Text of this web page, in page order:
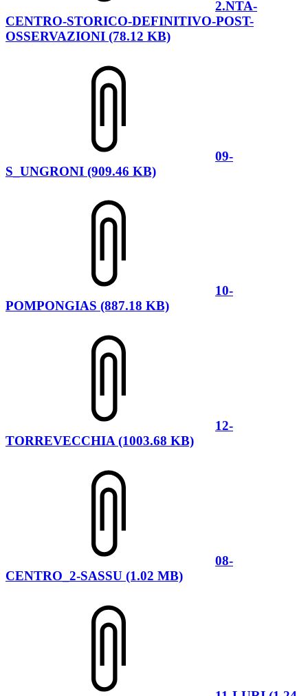
2.NTA-
CENTRO-STORICO-DEFINITIVO-POST-
OSSERVAZIONI (78.12 KB)
09-
S_UNGRONI (909.46 KB)
10-
POMPONGIAS (887.18 KB)
12-
TORREVECCHIA (1003.68 KB)
08-
CENTRO_2-SASSU (1.02 MB)